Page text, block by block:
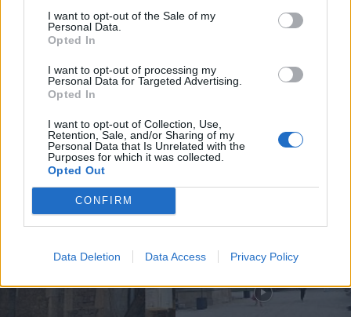
I want to opt-out of the Sale of my
Personal Data.
Opted In
I want to opt-out of processing my
Personal Data for Targeted Advertising.
Opted In
I want to opt-out of Collection, Use,
Retention, Sale, and/or Sharing of my
Personal Data that Is Unrelated with the
Purposes for which it was collected.
Opted Out
CONFIRM
Data Deletion Data Access Privacy Policy
Letícia Abreu
LOCAL Valpaços
A24 cortada entre os nós de
Fortunho e Vila Pouca de Aguiar
Ex-presidente da União Geral de
Siga-nos no Instagram@noticiasdevilareal